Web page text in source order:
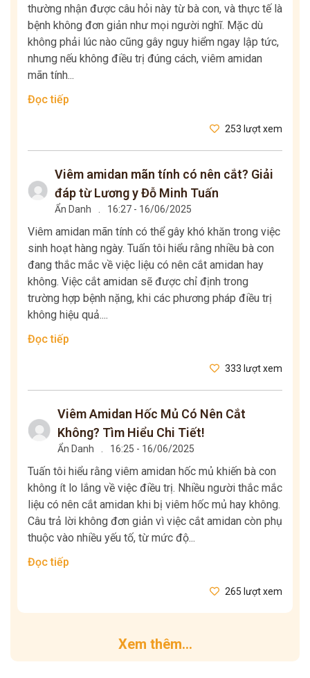
thường nhận được câu hỏi này từ bà con, và thực tế là
bệnh không đơn giản như mọi người nghĩ. Mặc dù
không phải lúc nào cũng gây nguy hiểm ngay lập tức,
nhưng nếu không điều trị đúng cách, viêm amidan
mãn tính...
Đọc tiếp
253 lượt xem
Viêm amidan mãn tính có nên cắt? Giải
đáp từ Lương y Đỗ Minh Tuấn
Ẩn Danh 16:27 - 16/06/2025
Viêm amidan mãn tính có thể gây khó khăn trong việc
sinh hoạt hàng ngày. Tuấn tôi hiểu rằng nhiều bà con
đang thắc mắc về việc liệu có nên cắt amidan hay
không. Việc cắt amidan sẽ được chỉ định trong
trường hợp bệnh nặng, khi các phương pháp điều trị
không hiệu quả....
Đọc tiếp
333 lượt xem
Viêm Amidan Hốc Mủ Có Nên Cắt
Không? Tìm Hiểu Chi Tiết!
Ẩn Danh 16:25 - 16/06/2025
Tuấn tôi hiểu rằng viêm amidan hốc mủ khiến bà con
không ít lo lắng về việc điều trị. Nhiều người thắc mắc
liệu có nên cắt amidan khi bị viêm hốc mủ hay không.
Câu trả lời không đơn giản vì việc cắt amidan còn phụ
thuộc vào nhiều yếu tố, từ mức độ...
Đọc tiếp
265 lượt xem
Xem thêm...